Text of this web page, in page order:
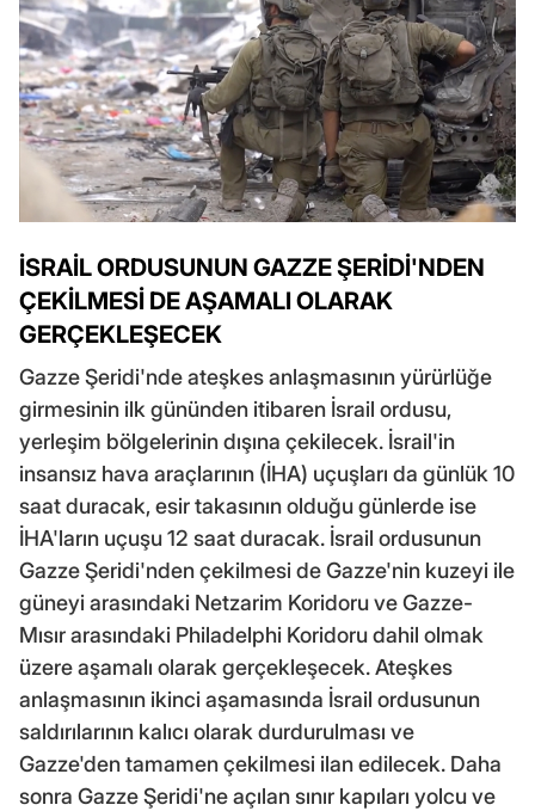
İSRAİL ORDUSUNUN GAZZE ŞERİDİ'NDEN
ÇEKİLMESİ DE AŞAMALI OLARAK
GERÇEKLEŞECEK
Gazze Şeridi'nde ateşkes anlaşmasının yürürlüğe
girmesinin ilk gününden itibaren İsrail ordusu,
yerleşim bölgelerinin dışına çekilecek. İsrail'in
insansız hava araçlarının (İHA) uçuşları da günlük 10
saat duracak, esir takasının olduğu günlerde ise
İHA'ların uçuşu 12 saat duracak. İsrail ordusunun
Gazze Şeridi'nden çekilmesi de Gazze'nin kuzeyi ile
güneyi arasındaki Netzarim Koridoru ve Gazze-
Mısır arasındaki Philadelphi Koridoru dahil olmak
üzere aşamalı olarak gerçekleşecek. Ateşkes
anlaşmasının ikinci aşamasında İsrail ordusunun
saldırılarının kalıcı olarak durdurulması ve
Gazze'den tamamen çekilmesi ilan edilecek. Daha
sonra Gazze Şeridi'ne açılan sınır kapıları yolcu ve